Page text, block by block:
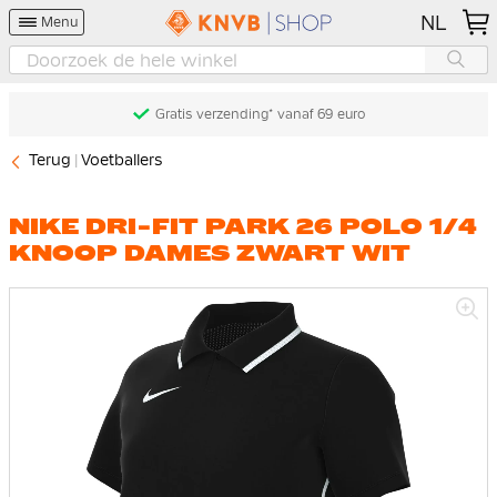
Menu NL
Gratis verzending* vanaf 69 euro
Terug Voetballers
NIKE DRI-FIT PARK 26 POLO 1/4
KNOOP DAMES ZWART WIT